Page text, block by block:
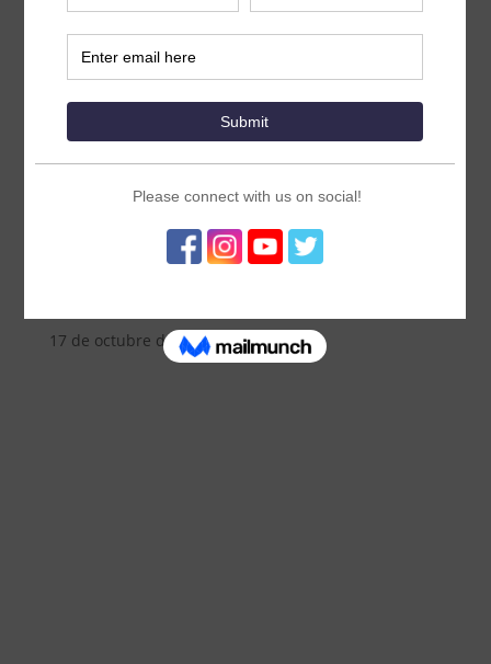
Defender la equidad y la inclusión: El
17 de octubre de 2023